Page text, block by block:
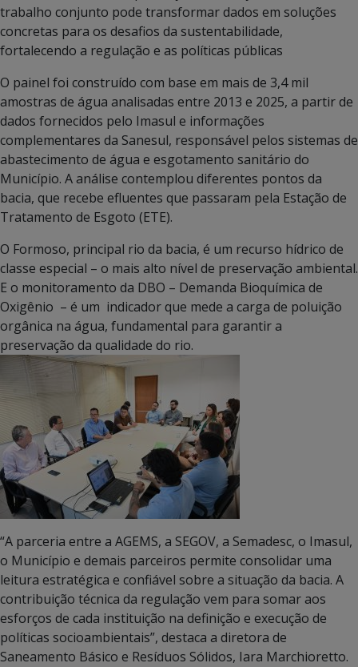
trabalho conjunto pode transformar dados em soluções
concretas para os desafios da sustentabilidade,
fortalecendo a regulação e as políticas públicas
O painel foi construído com base em mais de 3,4 mil
amostras de água analisadas entre 2013 e 2025, a partir de
dados fornecidos pelo Imasul e informações
complementares da Sanesul, responsável pelos sistemas de
abastecimento de água e esgotamento sanitário do
Município. A análise contemplou diferentes pontos da
bacia, que recebe efluentes que passaram pela Estação de
Tratamento de Esgoto (ETE).
O Formoso, principal rio da bacia, é um recurso hídrico de
classe especial – o mais alto nível de preservação ambiental.
E o monitoramento da DBO – Demanda Bioquímica de
Oxigênio – é um indicador que mede a carga de poluição
orgânica na água, fundamental para garantir a
preservação da qualidade do rio.
“A parceria entre a AGEMS, a SEGOV, a Semadesc, o Imasul,
o Município e demais parceiros permite consolidar uma
leitura estratégica e confiável sobre a situação da bacia. A
contribuição técnica da regulação vem para somar aos
esforços de cada instituição na definição e execução de
políticas socioambientais”, destaca a diretora de
Saneamento Básico e Resíduos Sólidos, Iara Marchioretto.